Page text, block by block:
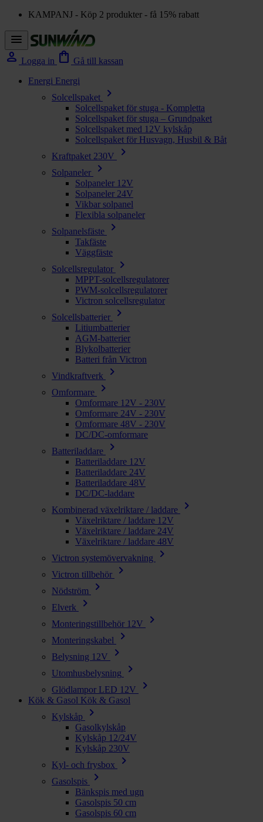
KAMPANJ - Köp 2 produkter - få 15% rabatt
menu
person Logga in shopping_bag Gå till kassan
Energi Energi
Solcellspaket
chevron_right
Solcellspaket för stuga - Kompletta
Solcellspaket för stuga – Grundpaket
Solcellspaket med 12V kylskåp
Solcellspaket för Husvagn, Husbil & Båt
Kraftpaket 230V
chevron_right
Solpaneler chevron_right
Solpaneler 12V
Solpaneler 24V
Vikbar solpanel
Flexibla solpaneler
Solpanelsfäste
chevron_right
Takfäste
Väggfäste
Solcellsregulator
chevron_right
MPPT-solcellsregulatorer
PWM-solcellsregulatorer
Victron solcellsregulator
Solcellsbatterier
chevron_right
Litiumbatterier
AGM-batterier
Blykolbatterier
Batteri från Victron
Vindkraftverk
chevron_right
Omformare chevron_right
Omformare 12V - 230V
Omformare 24V - 230V
Omformare 48V - 230V
DC/DC-omformare
Batteriladdare
chevron_right
Batteriladdare 12V
Batteriladdare 24V
Batteriladdare 48V
DC/DC-laddare
Kombinerad växelriktare / laddare
chevron_right
Växelriktare / laddare 12V
Växelriktare / laddare 24V
Växelriktare / laddare 48V
Victron systemövervakning
chevron_right
Victron tillbehör chevron_right
Nödström chevron_right
Elverk chevron_right
Monteringstillbehör 12V chevron_right
Monteringskabel chevron_right
Belysning 12V chevron_right
Utomhusbelysning chevron_right
Glödlampor LED 12V chevron_right
Kök & Gasol Kök & Gasol
Kylskåp
chevron_right
Gasolkylskåp
Kylskåp 12/24V
Kylskåp 230V
Kyl- och frysbox
chevron_right
Gasolspis chevron_right
Bänkspis med ugn
Gasolspis 50 cm
Gasolspis 60 cm